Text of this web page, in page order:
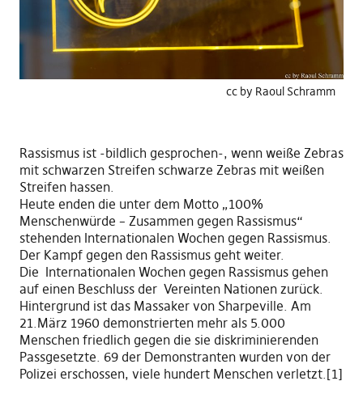
cc by Raoul Schramm
Rassismus ist -bildlich gesprochen-, wenn weiße Zebras
mit schwarzen Streifen schwarze Zebras mit weißen
Streifen hassen.
Heute enden die unter dem Motto „100%
Menschenwürde – Zusammen gegen Rassismus“
stehenden Internationalen Wochen gegen Rassismus.
Der Kampf gegen den Rassismus geht weiter.
Die Internationalen Wochen gegen Rassismus gehen
auf einen Beschluss der Vereinten Nationen zurück.
Hintergrund ist das Massaker von Sharpeville. Am
21.März 1960 demonstrierten mehr als 5.000
Menschen friedlich gegen die sie diskriminierenden
Passgesetzte. 69 der Demonstranten wurden von der
Polizei erschossen, viele hundertMenschen verletzt. [1 ]